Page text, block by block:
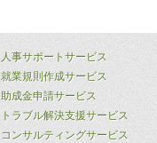
人事サポートサービス
就業規則作成サービス
助成金申請サービス
トラブル解決支援サービス
コンサルティングサービス